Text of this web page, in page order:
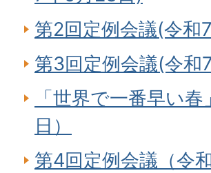
第2回定例会議(令和
第3回定例会議(令和
「世界で一番早い
日）
第4回定例会議（令